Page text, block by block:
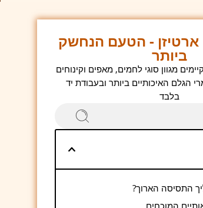
- הטעם הנחשק
ביותר
מגוון סוגי לחמים, מאפים וקינוחים
הגלם האיכותיים ביותר ובעבודת יד
בלבד
התסיסה הארוך?